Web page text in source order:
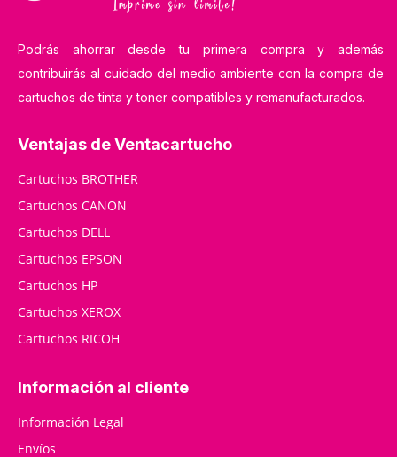
Podrás ahorrar desde tu primera compra y además
contribuirás al cuidado del medio ambiente con la compra de
cartuchos de tinta y toner compatibles y remanufacturados.
Ventajas de Ventacartucho
Cartuchos BROTHER
Cartuchos CANON
Cartuchos DELL
Cartuchos EPSON
Cartuchos HP
Cartuchos XEROX
Cartuchos RICOH
Información al cliente
Información Legal
Envíos